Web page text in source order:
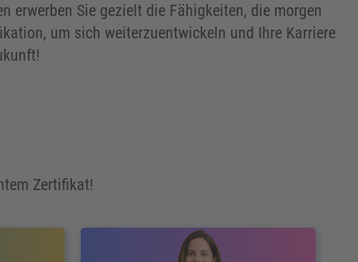
erwerben Sie gezielt die Fähigkeiten, die morgen
um sich weiterzuentwickeln und Ihre Karriere
Zertifikat!